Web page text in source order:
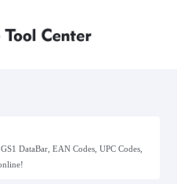
DataBar, EAN Codes, UPC Codes,